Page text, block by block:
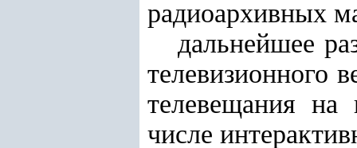
радиоархивных
дальнейшее
телевизионного
телевещания
числе